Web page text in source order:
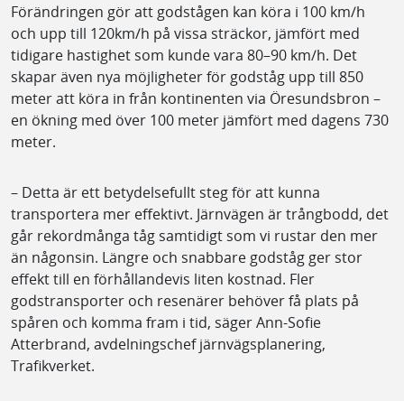
Förändringen gör att godstågen kan köra i 100 km/h
och upp till 120km/h på vissa sträckor, jämfört med
tidigare hastighet som kunde vara 80–90 km/h. Det
skapar även nya möjligheter för godståg upp till 850
meter att köra in från kontinenten via Öresundsbron –
en ökning med över 100 meter jämfört med dagens 730
meter.
– Detta är ett betydelsefullt steg för att kunna
transportera mer effektivt. Järnvägen är trångbodd, det
går rekordmånga tåg samtidigt som vi rustar den mer
än någonsin. Längre och snabbare godståg ger stor
effekt till en förhållandevis liten kostnad. Fler
godstransporter och resenärer behöver få plats på
spåren och komma fram i tid, säger Ann-Sofie
Atterbrand, avdelningschef järnvägsplanering,
Trafikverket.